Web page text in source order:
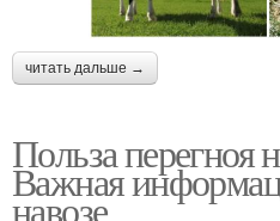
читать дальше →
Польза перегноя
Важная
навозе